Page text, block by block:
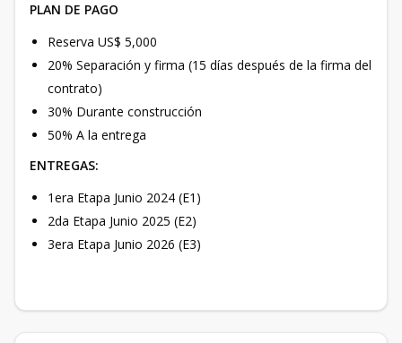
PLAN DE PAGO
Reserva US$ 5,000
20% Separación y firma (15 días después de la firma del
contrato)
30% Durante construcción
50% A la entrega
ENTREGAS:
1era Etapa Junio 2024 (E1)
2da Etapa Junio 2025 (E2)
3era Etapa Junio 2026 (E3)